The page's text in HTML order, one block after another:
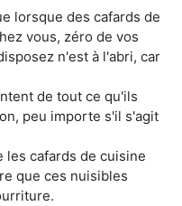
lorsque des cafards de
vous, zéro de vos
n'est à l'abri, car
de tout ce qu'ils
peu importe s'il s'agit
les cafards de cuisine
que ces nuisibles